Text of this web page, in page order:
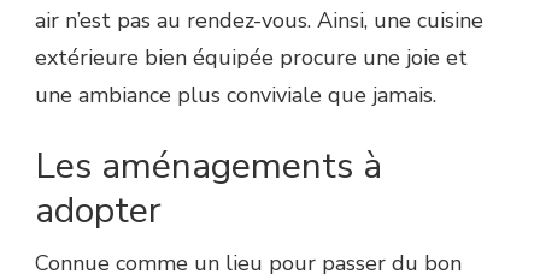
air n’est pas au rendez-vous. Ainsi, une cuisine
extérieure bien équipée procure une joie et
une ambiance plus conviviale que jamais.
Les aménagements à
adopter
Connue comme un lieu pour passer du bon